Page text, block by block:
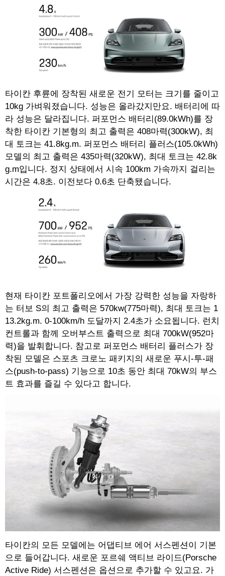
타이칸 후륜에 장착된 새로운 전기 모터는 크기를 줄이고
10kg 가벼워졌습니다. 성능은 올라갔지만요. 배터리에 따
라 성능은 달라집니다. 퍼포먼스 배터리(89.0kWh)를 장
착한 타이칸 기본형의 최고 출력은 408마력(300kW), 최
대 토크는 41.8kg.m. 퍼포먼스 배터리 플러스(105.0kWh)
모델의 최고 출력은 435마력(320kW), 최대 토크는 42.8k
g.m입니다. 정지 상태에서 시속 100km 가속까지 걸리는
시간은 4.8초. 이전보다 0.6초 단축됐습니다.
현재 타이칸 포트폴리오에서 가장 강력한 성능을 자랑하
는 터보 S의 최고 출력은 570kw(775마력), 최대 토크는 1
13.2kg.m. 0-100km/h 도달까지 2.4초가 소요됩니다. 런치
컨트롤과 함께 오버부스트 출력으로 최대 700kW(952마
력)을 발휘합니다. 참고로 퍼포먼스 배터리 플러스가 장
착된 모델은 스포츠 크로노 패키지의 새로운 푸시-투-패
스(push-to-pass) 기능으로 10초 동안 최대 70kW의 부스
트 효과를 즐길 수 있다고 합니다.
타이칸의 모든 모델에는 어댑티브 에어 서스펜션이 기본
으로 들어갑니다. 새로운 포르쉐 액티브 라이드(Porsche
Active Ride) 서스펜션은 옵션으로 추가할 수 있고요. 가